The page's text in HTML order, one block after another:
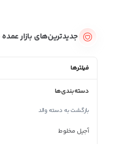
جدیدترین‌های بازار
فیلترها
دسته‌بندی‌ها
بازگشت به دسته والد
آجیل مخلوط